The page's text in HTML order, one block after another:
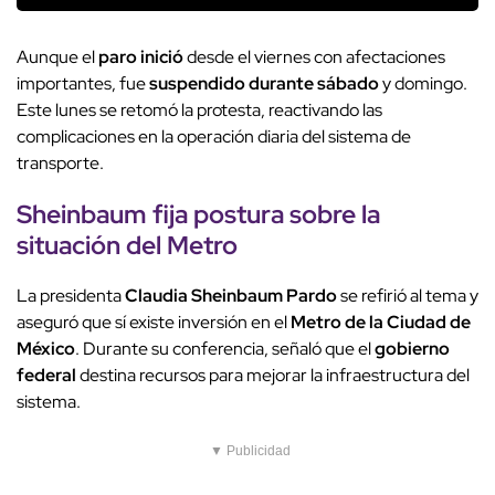
Aunque elparo iniciódesde el viernes con afectaciones
importantes, fuesuspendido durante sábadoy domingo.
Este lunes se retomó la protesta, reactivando las
complicaciones en la operación diaria del sistema de
transporte.
Sheinbaum fija postura sobre la
situación del Metro
La presidentaClaudia Sheinbaum Pardose refirió al tema y
aseguró que sí existe inversión en elMetro de la Ciudad de
México. Durante su conferencia, señaló que elgobierno
federaldestina recursos para mejorar la infraestructura del
sistema.
▼ Publicidad